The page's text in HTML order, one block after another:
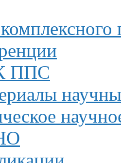
ППС